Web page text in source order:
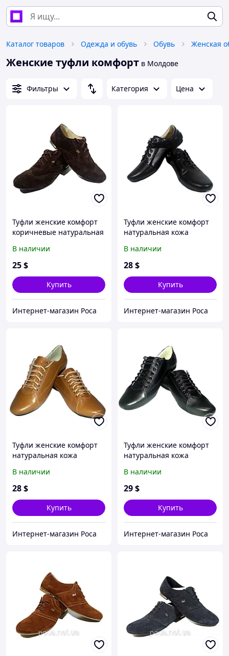
Каталог товаров Одежда и обувь Обувь Женская
Женские туфли комфорт в Молдове
Фильтры Категория Цена
Туфли женские комфорт
коричневые натуральная
В наличии
25$
Купить
Интернет-магазин Роса
Туфли женские комфорт
натуральная кожа
Альбина 36
В наличии
28$
Купить
Интернет-магазин Роса
Туфли женские комфорт
натуральная кожа
В наличии
28$
Купить
Интернет-магазин Роса
Туфли женские комфорт
натуральная кожа
В наличии
29$
Купить
Интернет-магазин Роса